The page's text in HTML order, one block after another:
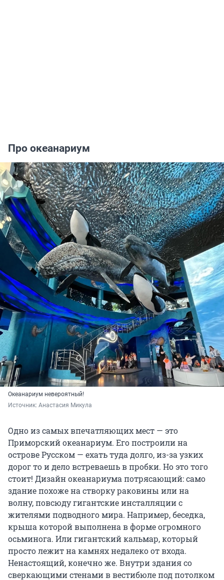
Про океанариум
Океанариум невероятный!
Источник: Анастасия Микула
Одно из самых впечатляющих мест — это
Приморский океанариум. Его построили на
острове Русском — ехать туда долго, из-за узких
дорог то и дело встреваешь в пробки. Но это того
стоит! Дизайн океанариума потрясающий: само
здание похоже на створку раковины или на
волну, повсюду гигантские инсталляции с
жителями подводного мира. Например, беседка,
крыша которой выполнена в форме огромного
осьминога. Или гигантский кальмар, который
просто лежит на камнях недалеко от входа.
Ненастоящий, конечно же. Внутри здания со
сверкающими стенами в вестибюле под потолком